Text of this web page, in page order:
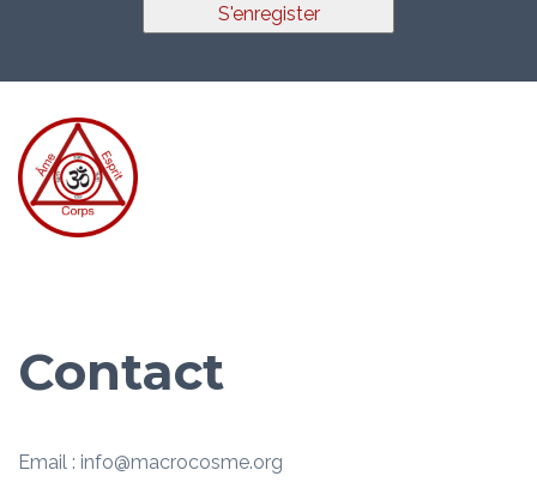
S'enregister
Contact
Email : info@macrocosme.org